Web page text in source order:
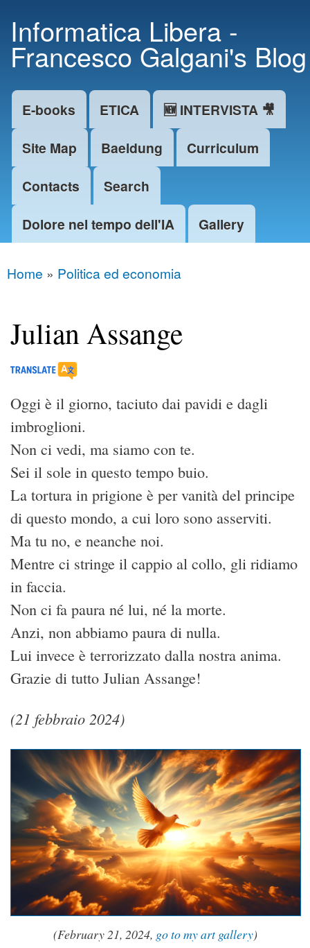
main
content
Informatica Libera -
Francesco Galgani's Blog
Main menu
E-books ETICA
🆕 INTERVISTA 🎥
Site Map
Baeldung
Curriculum
Contacts
Search
Dolore nel tempo dell'IA
Gallery
You are here
Home » Politica ed economia
Julian Assange
Oggi è il giorno, taciuto dai pavidi e dagli
imbroglioni.
Non ci vedi, ma siamo con te.
Sei il sole in questo tempo buio.
La tortura in prigione è per vanità del principe
di questo mondo, a cui loro sono asserviti.
Ma tu no, e neanche noi.
Mentre ci stringe il cappio al collo, gli ridiamo
in faccia.
Non ci fa paura né lui, né la morte.
Anzi, non abbiamo paura di nulla.
Lui invece è terrorizzato dalla nostra anima.
Grazie di tutto Julian Assange!
(21 febbraio 2024)
(February 21, 2024, go to my art gallery)